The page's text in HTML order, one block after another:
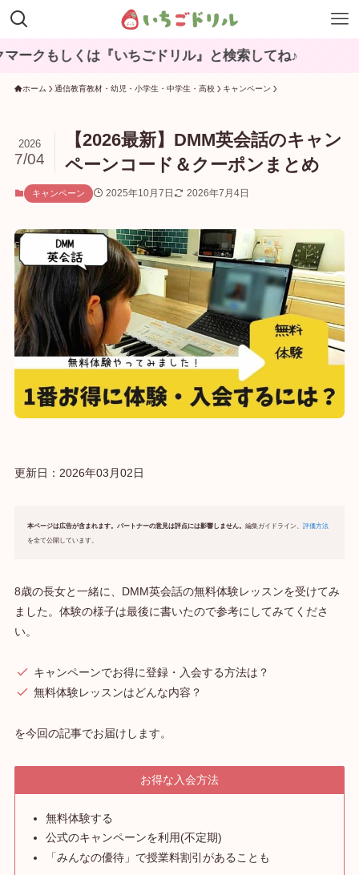
いちごドリル』と検索してね♪
ホーム 通信教育教材・幼児・小学生・中学生・高校 キャンペーン
【2026最新】DMM英会話のキャン
ペーンコード＆クーポンまとめ
2026
7/04
キャンペーン 2025年10月7日 2026年7月4日
更新日： 2026年03月02日
本ページは広告が含まれます。パートナーの意見は評点には影響しません。 編集ガイドライン、 評価方法
を全て公開しています。
8歳の長女と一緒に、DMM英会話の無料体験レッスンを受けてみ
ました。体験の様子は最後に書いたので参考にしてみてくださ
い。
キャンペーンでお得に登録・入会する方法は？
無料体験レッスンはどんな内容？
を今回の記事でお届けします。
お得な入会方法
無料体験する
公式のキャンペーンを利用(不定期)
「みんなの優待」で授業料割引があることも